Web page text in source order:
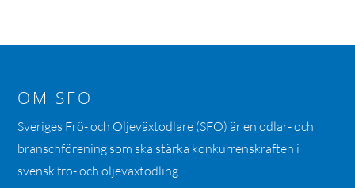
OM SFO
Sveriges Frö- och Oljeväxtodlare (SFO) är en odlar- och
branschförening som ska stärka konkurrenskraften i
svensk frö- och oljeväxtodling.